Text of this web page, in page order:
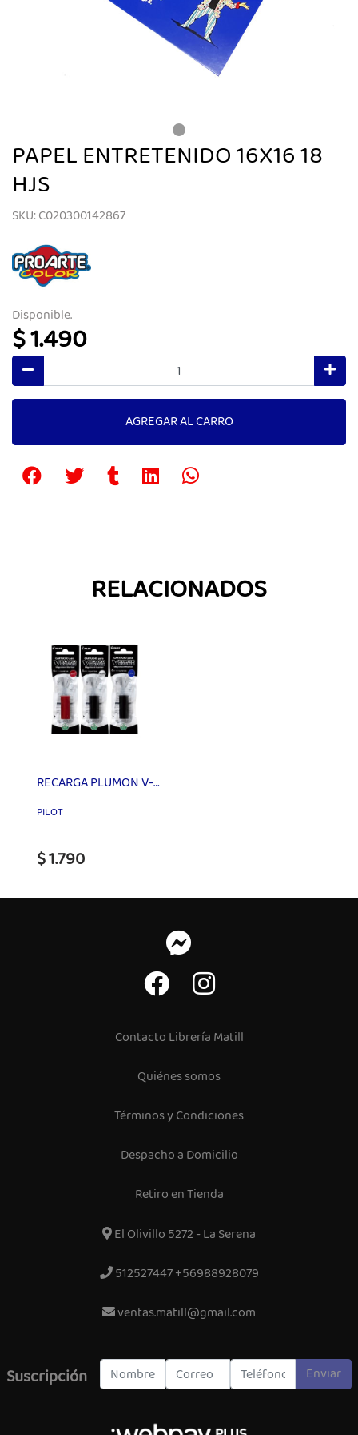
PAPEL ENTRETENIDO 16X16 18
HJS
SKU: C020300142867
Disponible.
$ 1.490
AGREGAR AL CARRO
RELACIONADOS
RECARGA PLUMON V-BOARD
PILOT
$ 1.790
Contacto Librería Matill
Quiénes somos
Términos y Condiciones
Despacho a Domicilio
Retiro en Tienda
El Olivillo 5272 - La Serena
512527447 +56988928079
ventas.matill@gmail.com
Suscripción Enviar